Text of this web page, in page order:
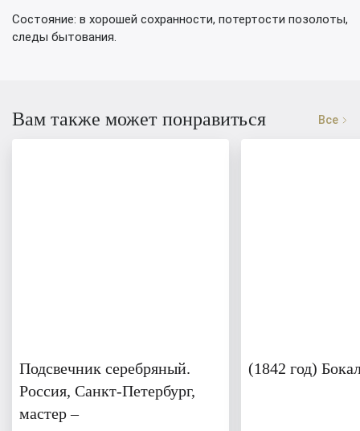
Состояние: в хорошей сохранности, потертости позолоты,
следы бытования.
Вам также может понравиться Все
Подсвечник серебряный.
Россия, Санкт-Петербург,
мастер –
(1842 год)